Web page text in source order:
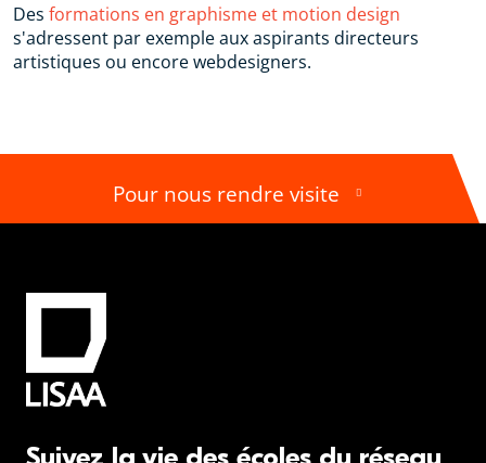
Des formations en graphisme et motion design
s'adressent par exemple aux aspirants directeurs
artistiques ou encore webdesigners.
Pour nous rendre visite